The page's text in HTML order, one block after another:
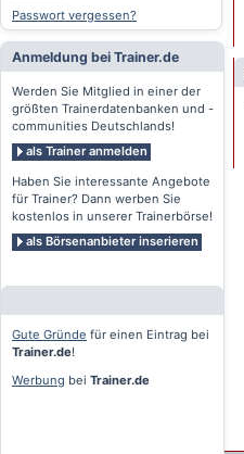
Passwort vergessen?
Anmeldung bei Trainer.de
Werden Sie Mitglied in einer der
größten Trainerdatenbanken und -
communities Deutschlands!
als Trainer anmelden
Haben Sie interessante Angebote
für Trainer? Dann werben Sie
kostenlos in unserer Trainerbörse!
als Börsenanbieter inserieren
Gute Gründe für einen Eintrag bei
Trainer.de!
Werbung bei Trainer.de